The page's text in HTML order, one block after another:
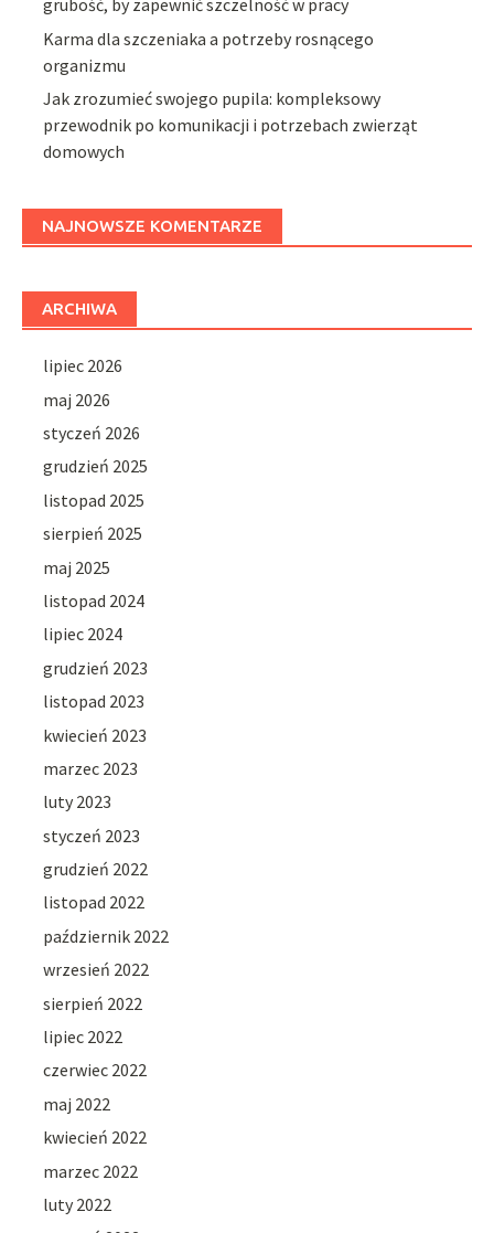
grubość, by zapewnić szczelność w pracy
Karma dla szczeniaka a potrzeby rosnącego
organizmu
Jak zrozumieć swojego pupila: kompleksowy
przewodnik po komunikacji i potrzebach zwierząt
domowych
NAJNOWSZE KOMENTARZE
ARCHIWA
lipiec 2026
maj 2026
styczeń 2026
grudzień 2025
listopad 2025
sierpień 2025
maj 2025
listopad 2024
lipiec 2024
grudzień 2023
listopad 2023
kwiecień 2023
marzec 2023
luty 2023
styczeń 2023
grudzień 2022
listopad 2022
październik 2022
wrzesień 2022
sierpień 2022
lipiec 2022
czerwiec 2022
maj 2022
kwiecień 2022
marzec 2022
luty 2022